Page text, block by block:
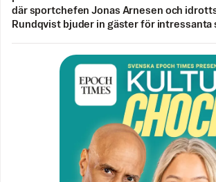
där sportchefen Jonas Arnesen och
Rundqvist bjuder in gäster för intressanta